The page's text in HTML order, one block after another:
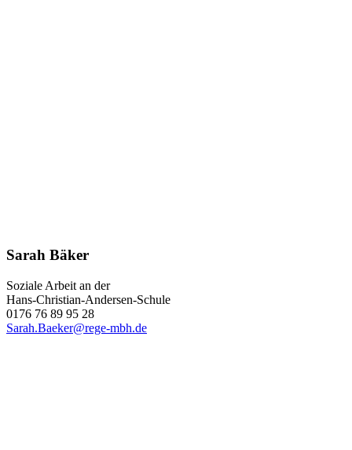
Sarah Bäker
Soziale Arbeit an der
Hans-Christian-Andersen-Schule
0176 76 89 95 28
Sarah.Baeker@rege-mbh.de